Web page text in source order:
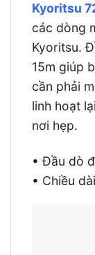
Kyoritsu
các dòng
Kyoritsu.
15m giúp
cần phải
linh hoạt
nơi hẹp.
• Đầu dò
• Chiều